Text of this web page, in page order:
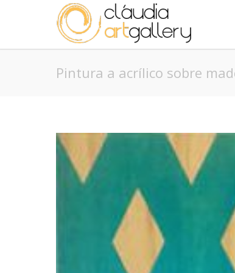
Pintura a acrílico sobre